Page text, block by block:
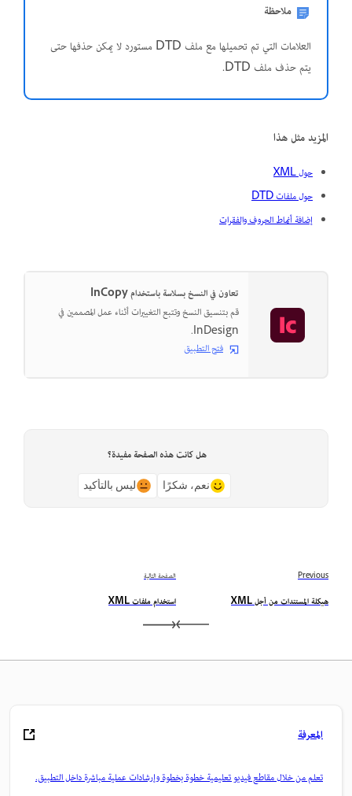
ملاحظة
العلامات التي تم تحميلها مع ملف DTD مستورد لا يمكن حذفها حتى
يتم حذف ملف DTD.
المزيد مثل هذا
حول XML
حول ملفات DTD
إضافة أنماط الحروف والفقرات
تعاون في النسخ بسلاسة باستخدام InCopy
قم بتنسيق النسخ وتتبع التغييرات أثناء عمل المصممين في
InDesign.
فتح التطبيق
هل كانت هذه الصفحة مفيدة؟
نعم، شكرًا ليس بالتأكيد
Previous
هيكلة المستندات من أجل XML
الصفحة التالية
استخدام ملفات XML
المعرفة
تعلم من خلال مقاطع فيديو تعليمية خطوة بخطوة وإرشادات عملية مباشرة داخل التطبيق.